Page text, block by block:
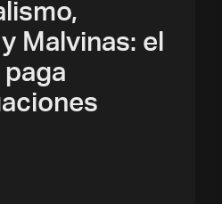
Malvinas: el